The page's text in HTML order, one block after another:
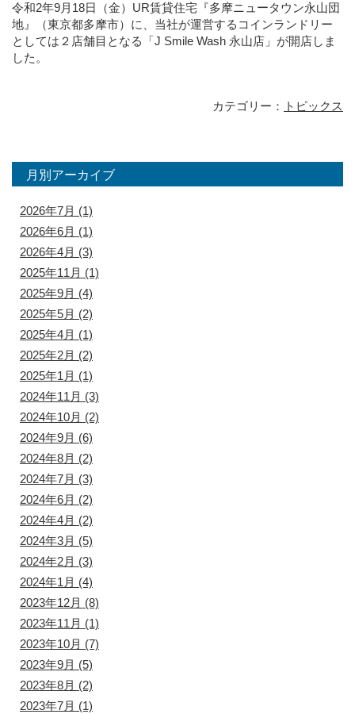
令和2年9月18日（金）UR賃貸住宅『多摩ニュータウン永山団
地』（東京都多摩市）に、当社が運営するコインランドリー
としては２店舗目となる「J Smile Wash 永山店」が開店しま
した。
カテゴリー： トピックス
月別アーカイブ
2026年7月 (1)
2026年6月 (1)
2026年4月 (3)
2025年11月 (1)
2025年9月 (4)
2025年5月 (2)
2025年4月 (1)
2025年2月 (2)
2025年1月 (1)
2024年11月 (3)
2024年10月 (2)
2024年9月 (6)
2024年8月 (2)
2024年7月 (3)
2024年6月 (2)
2024年4月 (2)
2024年3月 (5)
2024年2月 (3)
2024年1月 (4)
2023年12月 (8)
2023年11月 (1)
2023年10月 (7)
2023年9月 (5)
2023年8月 (2)
2023年7月 (1)